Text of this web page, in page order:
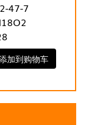
47-7
加到购物车